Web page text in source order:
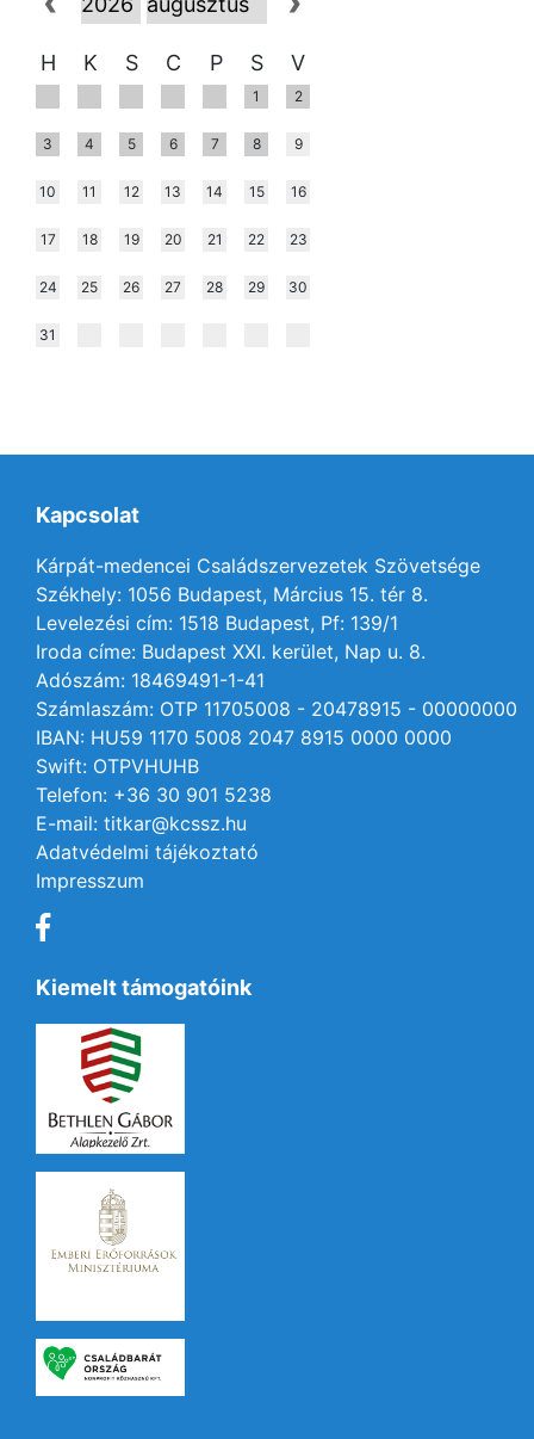
H K S C P S V
1 2
3 4 5 6 7 8 9
10 11 12 13 14 15 16
17 18 19 20 21 22 23
24 25 26 27 28 29 30
31
Kapcsolat
Kárpát-medencei Családszervezetek Szövetsége
Székhely: 1056 Budapest, Március 15. tér 8.
Levelezési cím: 1518 Budapest, Pf: 139/1
Iroda címe: Budapest XXI. kerület, Nap u. 8.
Adószám: 18469491-1-41
Számlaszám: OTP 11705008 - 20478915 - 00000000
IBAN: HU59 1170 5008 2047 8915 0000 0000
Swift: OTPVHUHB
Telefon: +36 30 901 5238
E-mail: titkar@kcssz.hu
Adatvédelmi tájékoztató
Impresszum
Kiemelt támogatóink